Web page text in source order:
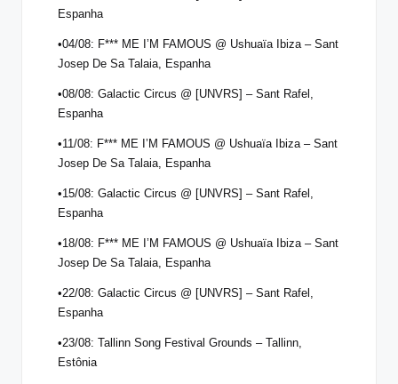
Espanha
•04/08: F*** ME I’M FAMOUS @ Ushuaïa Ibiza – Sant
Josep De Sa Talaia, Espanha
•08/08: Galactic Circus @ [UNVRS] – Sant Rafel,
Espanha
•11/08: F*** ME I’M FAMOUS @ Ushuaïa Ibiza – Sant
Josep De Sa Talaia, Espanha
•15/08: Galactic Circus @ [UNVRS] – Sant Rafel,
Espanha
•18/08: F*** ME I’M FAMOUS @ Ushuaïa Ibiza – Sant
Josep De Sa Talaia, Espanha
•22/08: Galactic Circus @ [UNVRS] – Sant Rafel,
Espanha
•23/08: Tallinn Song Festival Grounds – Tallinn,
Estônia